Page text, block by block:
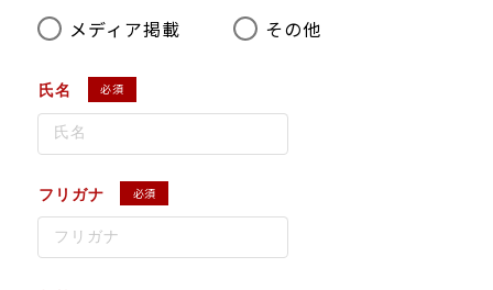
メディア掲載
その他
氏名 必須
フリガナ 必須